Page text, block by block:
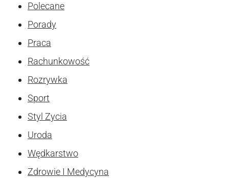
Polecane
Porady
Praca
Rachunkowość
Rozrywka
Sport
Styl Zycia
Uroda
Wędkarstwo
Zdrowie I Medycyna